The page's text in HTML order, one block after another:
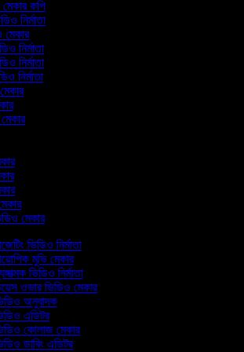
মেকার কপি
নির্মাতা
মেকার
নির্মাতা
নির্মাতা
নির্মাতা
মেকার
ভিডিও নির্মাতা
মুভি মেকার
ভিডিও নির্মাতা
ওভার ভিডিও মেকার
অনুবাদক
এডিটর
কোলাজ মেকার
ডাবিং এডিটর